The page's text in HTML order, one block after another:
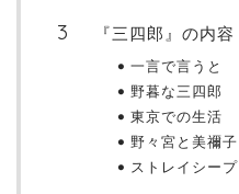
『三四郎』の内容
一言で言うと
野暮な三四郎
東京での生活
野々宮と美禰子
ストレイシープ